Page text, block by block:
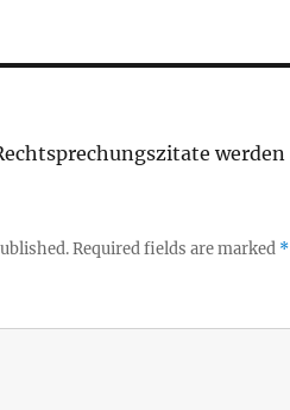
Required fields are marked *